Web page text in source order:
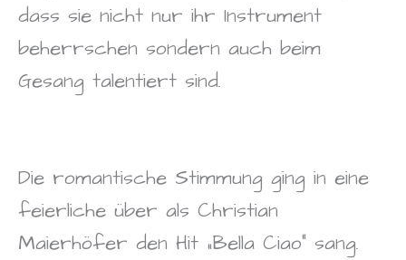
dass sie nicht nur ihr Instrument
beherrschen sondern auch beim
Gesang talentiert sind.
Die romantische Stimmung ging in eine
feierliche über als Christian
Maierhöfer den Hit „Bella Ciao“ sang.